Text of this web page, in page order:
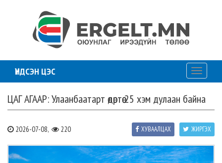
ҮНДСЭН ЦЭС
Toggle
ЦАГ АГААР: Улаанбаатарт өдөртөө 25 хэм дулаан байна
2026-07-08, 220 ЖИРГЭХ
ХУВААЛЦАХ